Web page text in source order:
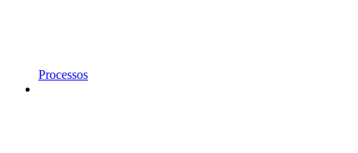
Processos